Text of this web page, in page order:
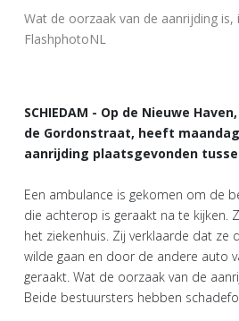
Wat de oorzaak van de aanrijding
FlashphotoNL
SCHIEDAM - Op de Nieuwe
de Gordonstraat, heeft
aanrijding plaatsgevonden
Een ambulance is gekomen om de
die achterop is geraakt na te kijken.
het ziekenhuis. Zij verklaarde dat ze
wilde gaan en door de andere auto
geraakt. Wat de oorzaak van de
Beide bestuursters hebben